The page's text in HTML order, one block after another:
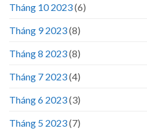
Tháng 10 2023(6)
Tháng 9 2023(8)
Tháng 8 2023(8)
Tháng 7 2023(4)
Tháng 6 2023(3)
Tháng 5 2023(7)